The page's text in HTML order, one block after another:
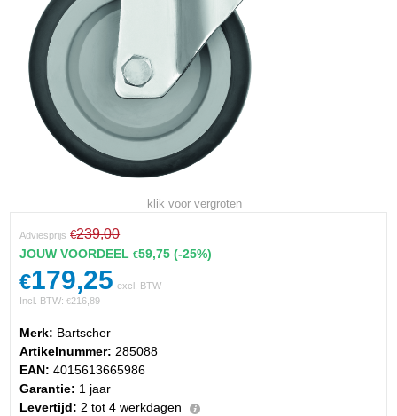
klik voor vergroten
Adviesprijs €239,00
JOUW VOORDEEL€59,75 (-25%)
€179,25 excl. BTW
Incl. BTW:€216,89
Merk: Bartscher
Artikelnummer: 285088
EAN: 4015613665986
Garantie: 1 jaar
Levertijd: 2 tot 4 werkdagen